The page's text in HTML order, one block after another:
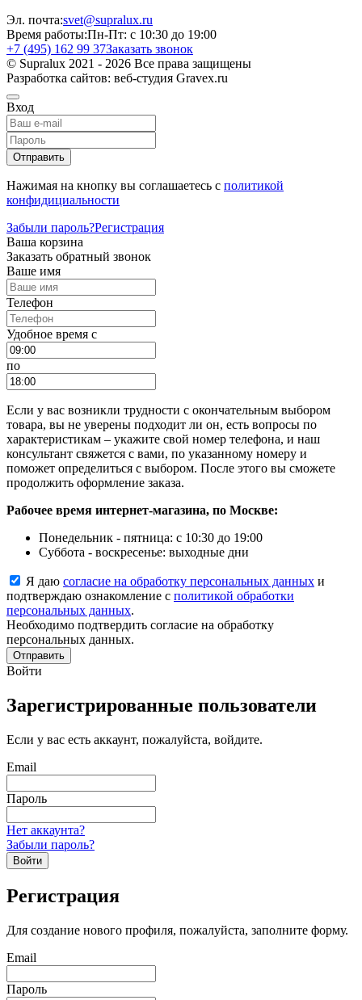
Эл. почта:svet@supralux.ru
Время работы:Пн-Пт: с 10:30 до 19:00
+7 (495) 162 99 37Заказать звонок
© Supralux 2021 - 2026 Все права защищены
Разработка сайтов: веб-студия Gravex.ru
Вход
Отправить
Нажимая на кнопку вы соглашаетесь с политикой
конфидициальности
Забыли пароль?Регистрация
Ваша корзина
Заказать обратный звонок
Ваше имя
Телефон
Удобное время c
по
Если у вас возникли трудности с окончательным выбором
товара, вы не уверены подходит ли он, есть вопросы по
характеристикам – укажите свой номер телефона, и наш
консультант свяжется с вами, по указанному номеру и
поможет определиться с выбором. После этого вы сможете
продолжить оформление заказа.
Рабочее время интернет-магазина, по Москве:
Понедельник - пятница: с 10:30 до 19:00
Суббота - воскресенье: выходные дни
Я даю согласие на обработку персональных данных и
подтверждаю ознакомление с политикой обработки
персональных данных.
Необходимо подтвердить согласие на обработку
персональных данных.
Отправить
Войти
Зарегистрированные пользователи
Если у вас есть аккаунт, пожалуйста, войдите.
Email
Пароль
Нет аккаунта?
Забыли пароль?
Войти
Регистрация
Для создание нового профиля, пожалуйста, заполните форму.
Email
Пароль